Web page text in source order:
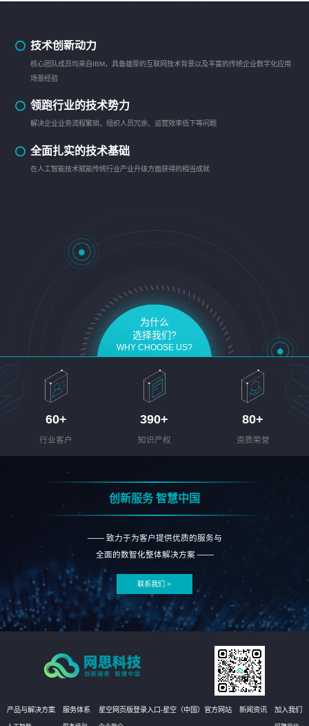
技术创新动力
核心团队成员均来自IBM，具备雄厚的互联网技术背景以及丰富的传统企业数字化应用
场景经验
领跑行业的技术势力
解决企业业务流程繁琐、组织人员冗余、运营效率低下等问题
全面扎实的技术基础
在人工智能技术赋能传统行业产业升级方面获得的相当成就
为什么
选择我们?
WHY CHOOSE US?
60+
行业客户
390+
知识产权
80+
资质荣誉
创新服务 智慧中国
—— 致力于为客户提供优质的服务与
全面的数智化整体解决方案 ——
联系我们 >
产品与解决方案 服务体系 星空网页版登录入口-星空（中国）官方网站 新闻资讯 加入我们